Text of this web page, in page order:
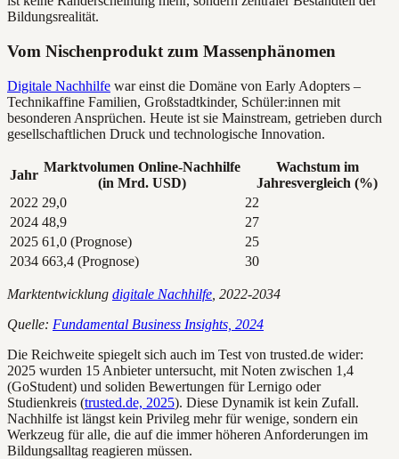
Bildungsrealität.
Vom Nischenprodukt zum Massenphänomen
Digitale Nachhilfe war einst die Domäne von Early Adopters –
Technikaffine Familien, Großstadtkinder, Schüler:innen mit
besonderen Ansprüchen. Heute ist sie Mainstream, getrieben durch
gesellschaftlichen Druck und technologische Innovation.
Jahr
Marktvolumen Online-Nachhilfe
(in Mrd. USD)
Wachstum im
Jahresvergleich (%)
2022 29,0
22
2024 48,9
27
2025 61,0 (Prognose)
25
2034 663,4 (Prognose) 30
Marktentwicklung digitale Nachhilfe , 2022-2034
Quelle: Fundamental Business Insights, 2024
Die Reichweite spiegelt sich auch im Test von trusted.de wider:
2025 wurden 15 Anbieter untersucht, mit Noten zwischen 1,4
(GoStudent) und soliden Bewertungen für Lernigo oder
Studienkreis (trusted.de, 2025). Diese Dynamik ist kein Zufall.
Nachhilfe ist längst kein Privileg mehr für wenige, sondern ein
Werkzeug für alle, die auf die immer höheren Anforderungen im
Bildungsalltag reagieren müssen.